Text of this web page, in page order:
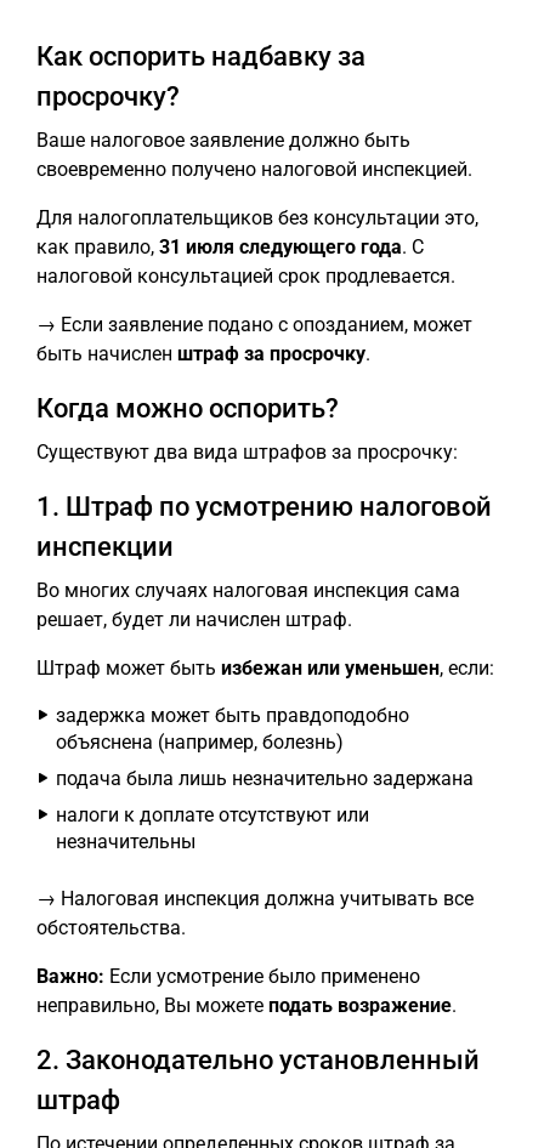
Как оспорить надбавку за
просрочку?
Ваше налоговое заявление должно быть
своевременно получено налоговой инспекцией.
Для налогоплательщиков без консультации это,
как правило, 31 июля следующего года. С
налоговой консультацией срок продлевается.
→ Если заявление подано с опозданием, может
быть начислен штраф за просрочку.
Когда можно оспорить?
Существуют два вида штрафов за просрочку:
1. Штраф по усмотрению налоговой
инспекции
Во многих случаях налоговая инспекция сама
решает, будет ли начислен штраф.
Штраф может быть избежан или уменьшен, если:
задержка может быть правдоподобно
объяснена (например, болезнь)
подача была лишь незначительно задержана
налоги к доплате отсутствуют или
незначительны
→ Налоговая инспекция должна учитывать все
обстоятельства.
Важно: Если усмотрение было применено
неправильно, Вы можете подать возражение.
2. Законодательно установленный
штраф